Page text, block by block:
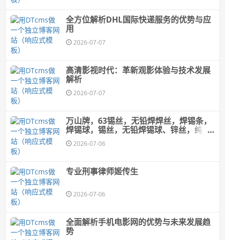
全方位解析DHL国际快递服务的优势与应
用
2026-07-07
高清影视时代：革新观影体验与技术发展
解析
2026-07-07
万山牌，63锡丝，无铅焊焊丝，焊锡条，
焊锡球，锡丝，无铅焊锡球、锌丝，纯锌
丝，6337锡条，焊锡丝、牢固可靠；出渣
少2026-07-06
专业刑事律师姬传生
2026-07-06
全面解析手机电影网的优势与未来发展趋
势